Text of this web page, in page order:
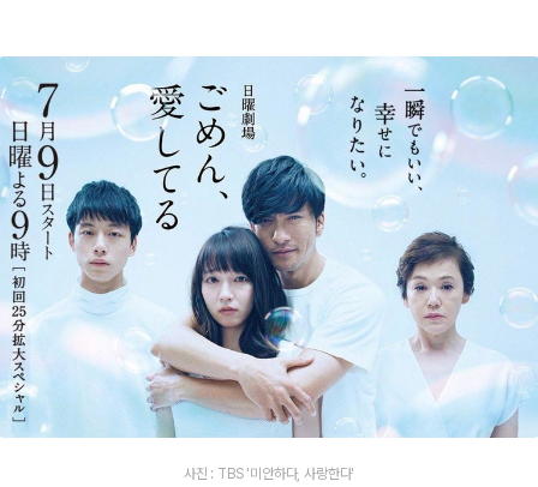
사진 : TBS '미안하다, 사랑한다'